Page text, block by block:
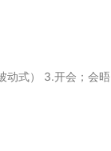
动式） 3.开会；会晤